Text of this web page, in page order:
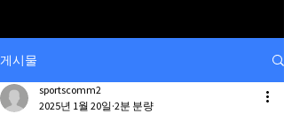
게시물
sportscomm2
2025년 1월 20일 2분 분량